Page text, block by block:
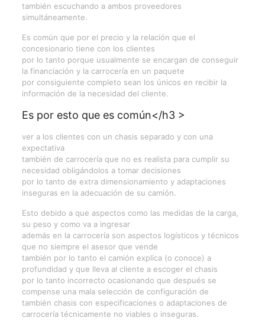
también escuchando a ambos proveedores
simultáneamente.
Es común que por el precio y la relación que el
concesionario tiene con los clientes
por lo tanto porque usualmente se encargan de conseguir
la financiación y la carrocería en un paquete
por consiguiente completo sean los únicos en recibir la
información de la necesidad del cliente.
Es por esto que es común</h3 >
ver a los clientes con un chasis separado y con una
expectativa
también de carrocería que no es realista para cumplir su
necesidad obligándolos a tomar decisiones
por lo tanto de extra dimensionamiento y adaptaciones
inseguras en la adecuación de su camión.
Esto debido a que aspectos como las medidas de la carga,
su peso y como va a ingresar
además en la carrocería son aspectos logísticos y técnicos
que no siempre el asesor que vende
también por lo tanto el camión explica (o conoce) a
profundidad y que lleva al cliente a escoger el chasis
por lo tanto incorrecto ocasionando que después se
compense una mala selección de configuración de
también chasis con especificaciones o adaptaciones de
carrocería técnicamente no viables o inseguras.